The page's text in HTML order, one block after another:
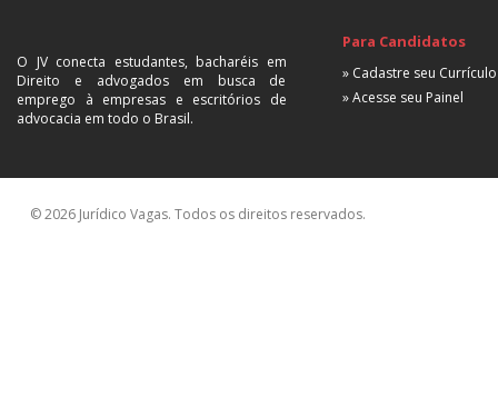
O JV conecta estudantes, bacharéis em
Direito e advogados em busca de
emprego à empresas e escritórios de
advocacia em todo o Brasil.
Para Candidatos
» Cadastre seu Currículo
» Acesse seu Painel
© 2026 Jurídico Vagas. Todos os direitos reservados.